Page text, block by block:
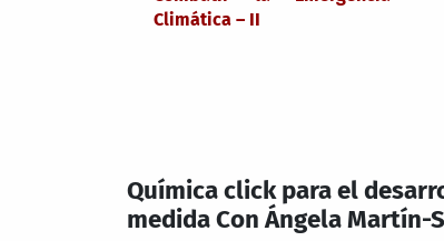
Climática – II
Química click para el
medida Con Ángela Martín-